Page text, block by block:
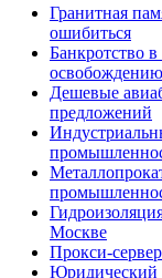
Гранитная
ошибиться
Банкротство
освобождению
Дешевые
предложений
Москве
Прокси-
Юридический